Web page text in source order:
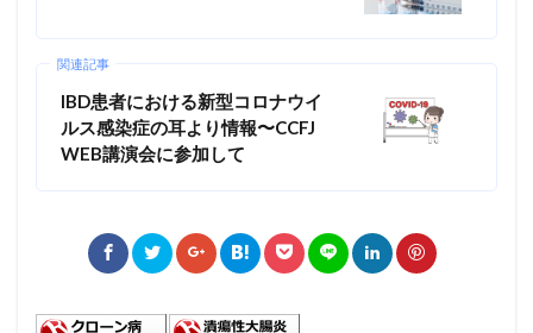
関連記事
IBD患者における新型コロナウイ
ルス感染症の耳より情報〜CCFJ
WEB講演会に参加して